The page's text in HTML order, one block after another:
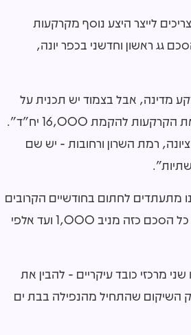
לייצר היצע נוסף מקרקעות
גג ראשון וחדשני בכפר יונה,
למהלך: "הייתה תכנית של 6,000 יח"ד על קרקע מדינה, אבל בצמוד יש תכנית על
קרקע פרטית. הכמות לא הצדיקה השקעה בתשתיות, ולכן יצרנו הסכם שמשלב את הקרקעות להקמת 16,000 יח"ד".
רמת השרון ורחובות - יש שם
מתעתדים לחתום בחודשיים הקרובים
בדרום הארץ. זה לא עשרות אלפי יח"ד, אבל הערך של ההתיישבות הכפרית גבוה. כל הסכם כזה מניב 1,000 ועד אלפי
מרכזי כובד עיקריים - להבין את
השיקום שהתחיל מהנפילה בבת ים